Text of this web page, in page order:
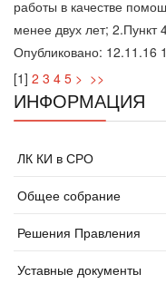
работы в качестве
менее двух лет; 2.Пункт
Опубликовано: 12.11.16
[1] 2 3 4 5 > >>
ИНФОРМАЦИЯ
ЛК КИ в СРО
Общее собрание
Решения Правления
Уставные документы